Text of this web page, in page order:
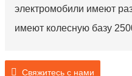
электромобили имеют
имеют колесную базу
Свяжитесь с нами